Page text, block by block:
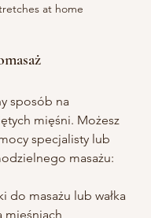
at home
sposób na
mięśni. Możesz
specjalisty lub
masażu:
do masażu lub wałka
mięśniach